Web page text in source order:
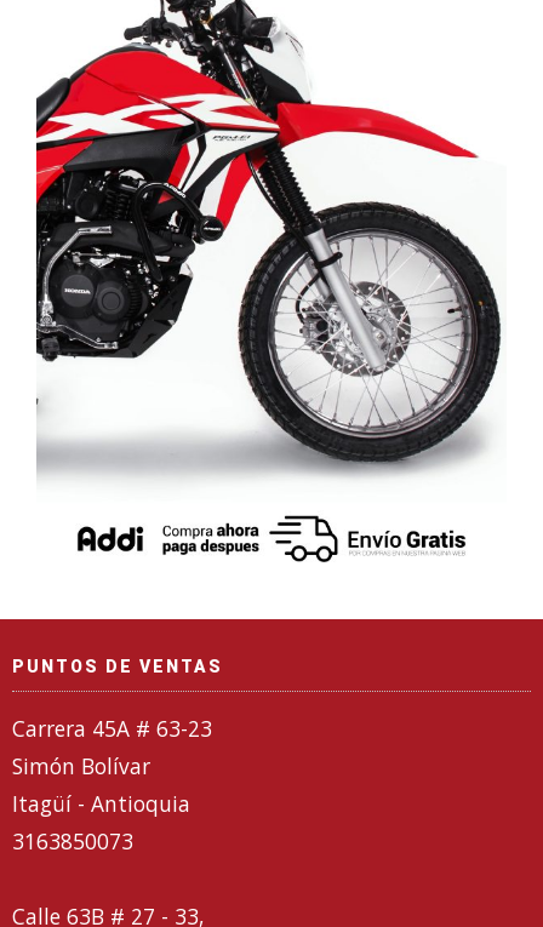
PUNTOS DE VENTAS
Carrera 45A # 63-23
Simón Bolívar
Itagüí - Antioquia
3163850073
Calle 63B # 27 - 33,